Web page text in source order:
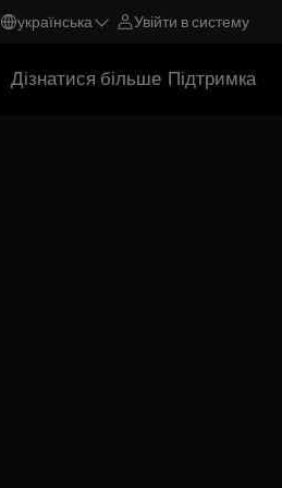
українська Увійти в систему
Дізнатися більше Підтримка